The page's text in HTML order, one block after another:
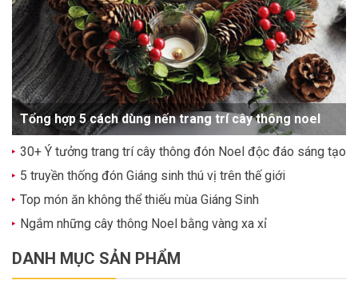
Tổng hợp 5 cách dùng nến trang trí cây thông noel
30+ Ý tưởng trang trí cây thông đón Noel độc đáo sáng tạo
5 truyền thống đón Giáng sinh thú vị trên thế giới
Top món ăn không thể thiếu mùa Giáng Sinh
Ngắm những cây thông Noel bằng vàng xa xỉ
DANH MỤC SẢN PHẨM